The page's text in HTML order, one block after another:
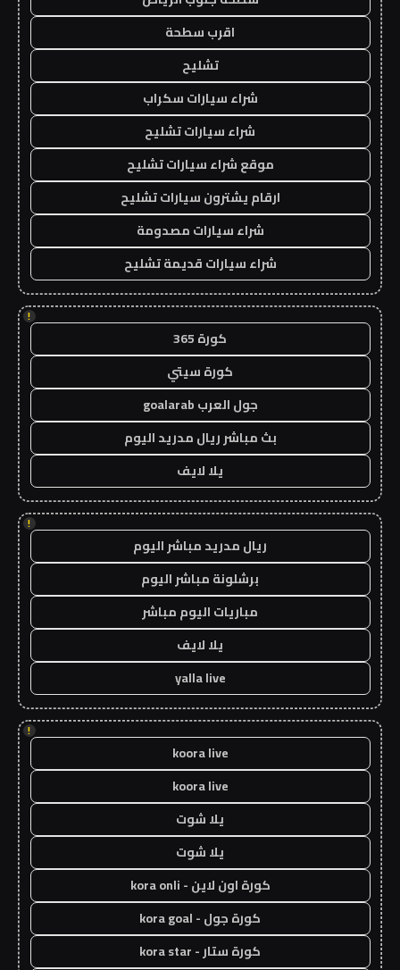
اقرب سطحة
تشليح
شراء سيارات سكراب
شراء سيارات تشليح
موقع شراء سيارات تشليح
ارقام يشترون سيارات تشليح
شراء سيارات مصدومة
شراء سيارات قديمة تشليح
!
كورة 365
كورة سيتي
جول العرب goalarab
بث مباشر ريال مدريد اليوم
يلا لايف
!
ريال مدريد مباشر اليوم
برشلونة مباشر اليوم
مباريات اليوم مباشر
يلا لايف
yalla live
!
koora live
koora live
يلا شوت
يلا شوت
كورة اون لاين - kora onli
كورة جول - kora goal
كورة ستار - kora star